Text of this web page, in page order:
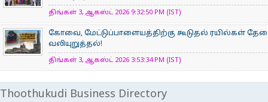
திங்கள் 3, ஆகஸ்ட் 2026 9:32:50 PM (IST)
கோவை, மேட்டுப்பாளையத்திற்கு கூடுதல் ரயில்கள்
வலியுறுத்தல்!
திங்கள் 3, ஆகஸ்ட் 2026 3:53:34 PM (IST)
Thoothukudi Business Directory